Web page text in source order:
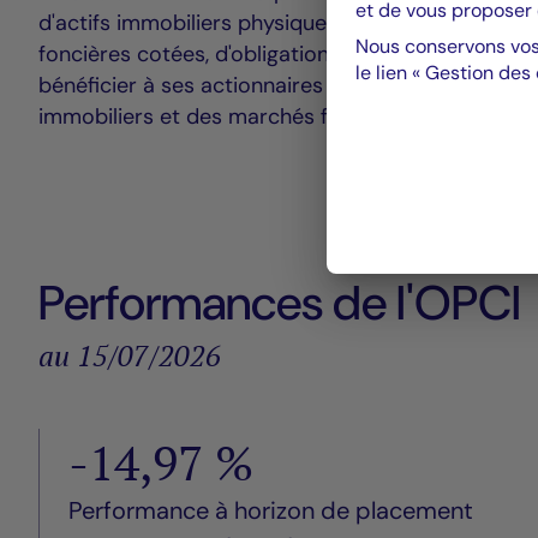
d'actifs immobiliers physiques principalement
foncières cotées, d'obligations et de placements
bénéficier à ses actionnaires de l’exposition
immobiliers et des marchés financiers.
Performances de l'OPCI
au 15/07/2026
-14,97 %
Performance à horizon de placement
et de vous proposer
Nous conservons
le lien « Gestion